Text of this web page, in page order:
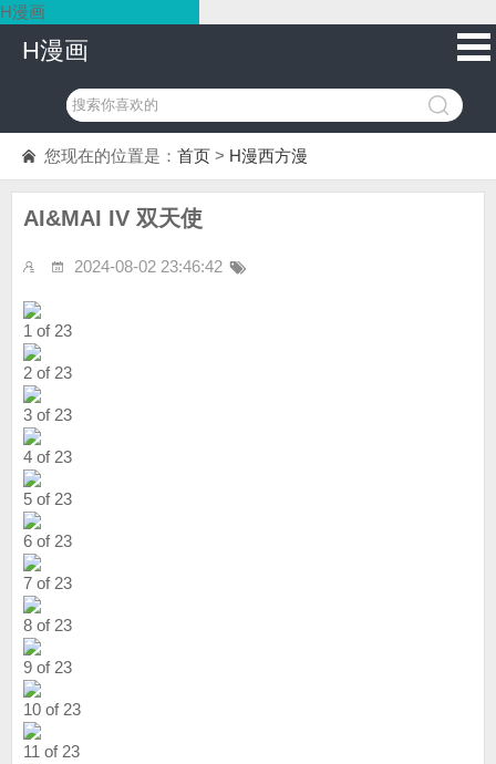
H漫画
H漫画
您现在的位置是： 首页 > H漫西方漫
AI&MAI IV 双天使
2024-08-02 23:46:42
1 of 23
2 of 23
3 of 23
4 of 23
5 of 23
6 of 23
7 of 23
8 of 23
9 of 23
10 of 23
11 of 23